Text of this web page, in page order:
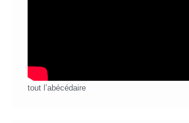
tout l’abécédaire